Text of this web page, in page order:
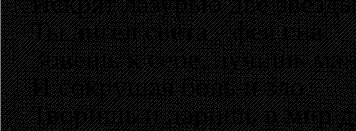
Ты ангел света - фея сна,
Зовешь к себе, лучишь
И сокрушая боль и зло,
Творишь и даришь в мир